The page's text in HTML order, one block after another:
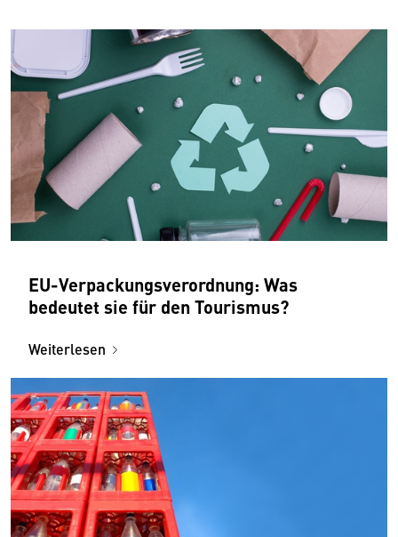
EU-Verpackungsverordnung: Was
bedeutet sie für den Tourismus?
Weiterlesen